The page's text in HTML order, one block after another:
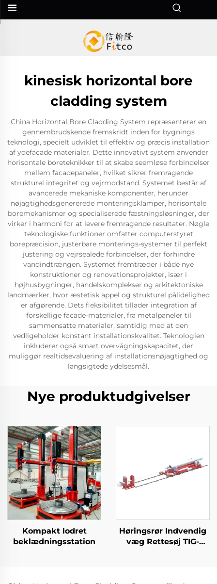
kinesisk horizontal bore
cladding system
China Horizontal Bore Cladding System repræsenterer en
gennembrudskende fremskridt inden for bygnings
teknologi, specielt udviklet til effektiv og præcis installation
af ydefacade materialer. Dette innovativt system anvender
horisontale boreteknikker til at skabe seemløse forbindelser
mellem facadepaneler, hvilket sikrer fremragende
strukturel integritet og vejrmodstand. Systemet består af
avancerede mekaniske komponenter, herunder
nøjagtighedsgenererede monteringsklamper, horisontale
boremekanismer og specialiserede fæstningsløsninger, der
virker i harmoni for at levere fremragende resultater. Nøgle
teknologiske funktioner omfatter computerstyret
borepræcision, justerbare monterings-systemer til perfekt
justering og vejrsealede forbindelser, der forhindre
vandindtrængen. Systemet fremtræder i både nye
konstruktioner og renovationsprojekter, især i
højhusbygninger, handelskomplekser og arkitektoniske
landmærker, hvor æstetisk appel og strukturel pålidelighed
er afgørende. Dets fleksibilitet tillader integration af
forskellige facade-materialer, fra metalpaneler til
sammensatte materialer, samtidig med at den
vedligeholder konstant installationskvalitet. Teknologien
inkluderer også smart overvågningskapacitet, der
muliggør realtidsevaluering af installationsnøjagtighed og
langsigtede ydelsesmål.
Nye produktudgivelser
Kompakt lodret
beklædningsstation
Høringsrør Indvendig
væg Rettesøj TIG-